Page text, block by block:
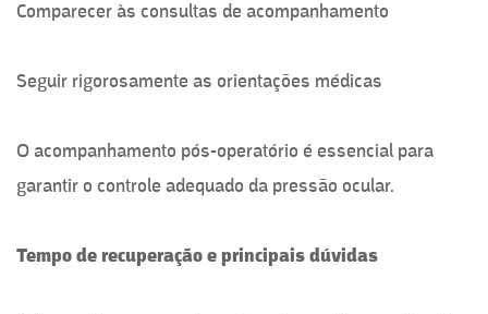
Comparecer às consultas de acompanhamento
Seguir rigorosamente as orientações médicas
O acompanhamento pós-operatório é essencial para
garantir o controle adequado da pressão ocular.
Tempo de recuperação e principais dúvidas